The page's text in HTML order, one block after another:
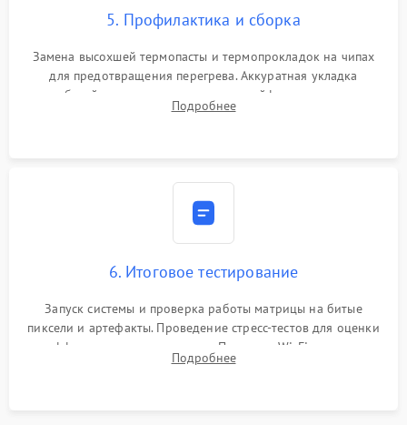
5. Профилактика и сборка
Замена высохшей термопасты и термопрокладок на чипах
для предотвращения перегрева. Аккуратная укладка
кабелей, подключение хрупких шлейфов матрицы и
надежная фиксация всех элементов внутри корпуса
Подробнее
6. Итоговое тестирование
Запуск системы и проверка работы матрицы на битые
пиксели и артефакты. Проведение стресс-тестов для оценки
эффективности охлаждения. Проверка Wi-Fi, камеры,
микрофона и всех портов перед выдачей устройства.
Подробнее